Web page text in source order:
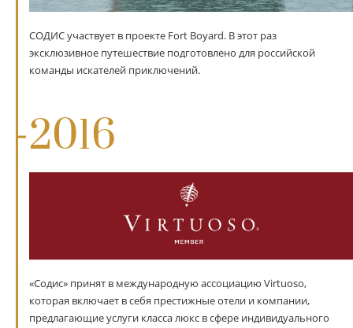
СОДИС участвует в проекте Fort Boyard. В этот раз
эксклюзивное путешествие подготовлено для российской
команды искателей приключений.
2016
«Содис» принят в международную ассоциацию Virtuoso,
которая включает в себя престижные отели и компании,
предлагающие услуги класса люкс в сфере индивидуального